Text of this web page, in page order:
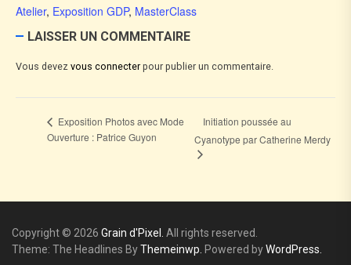
Atelier, Exposition GDP, MasterClass
LAISSER UN COMMENTAIRE
Vous devez vous connecter pour publier un commentaire.
Exposition Photos avec Mode
Ouverture : Patrice Guyon
Initiation poussée au
Cyanotype par Catherine Merdy
Copyright © 2026 Grain d'Pixel. All rights reserved.
Theme: The Headlines ByThemeinwp. Powered byWordPress.